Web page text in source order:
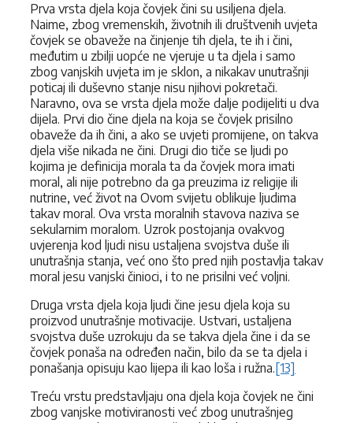
Prva vrsta djela koja čovjek čini su usiljena djela.
Naime, zbog vremenskih, životnih ili društvenih uvjeta
čovjek se obaveže na činjenje tih djela, te ih i čini,
međutim u zbilji uopće ne vjeruje u ta djela i samo
zbog vanjskih uvjeta im je sklon, a nikakav unutrašnji
poticaj ili duševno stanje nisu njihovi pokretači.
Naravno, ova se vrsta djela može dalje podijeliti u dva
dijela. Prvi dio čine djela na koja se čovjek prisilno
obaveže da ih čini, a ako se uvjeti promijene, on takva
djela više nikada ne čini. Drugi dio tiče se ljudi po
kojima je definicija morala ta da čovjek mora imati
moral, ali nije potrebno da ga preuzima iz religije ili
nutrine, već život na Ovom svijetu oblikuje ljudima
takav moral. Ova vrsta moralnih stavova naziva se
sekularnim moralom. Uzrok postojanja ovakvog
uvjerenja kod ljudi nisu ustaljena svojstva duše ili
unutrašnja stanja, već ono što pred njih postavlja takav
moral jesu vanjski činioci, i to ne prisilni već voljni.
Druga vrsta djela koja ljudi čine jesu djela koja su
proizvod unutrašnje motivacije. Ustvari, ustaljena
svojstva duše uzrokuju da se takva djela čine i da se
čovjek ponaša na određen način, bilo da se ta djela i
ponašanja opisuju kao lijepa ili kao loša i ružna. [13]
Treću vrstu predstavljaju ona djela koja čovjek ne čini
zbog vanjske motiviranosti već zbog unutrašnjeg